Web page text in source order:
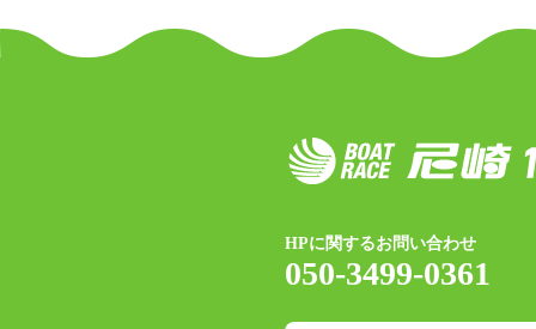
HPに関するお問い合わせ
050-3499-0361